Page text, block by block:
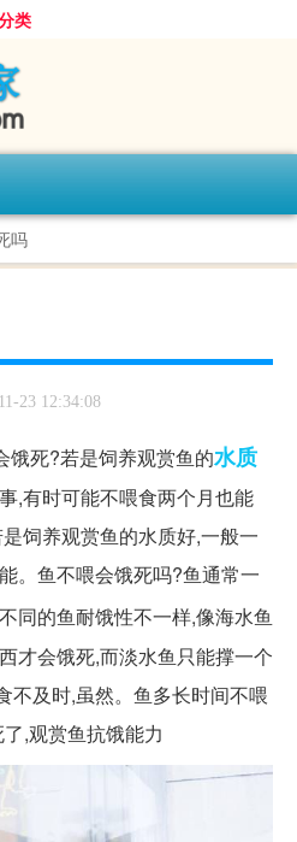
类
吗
23 12:34:08
饿死?若是饲养观赏鱼的水质
,有时可能不喂食两个月也能
饲养观赏鱼的水质好,一般一
。鱼不喂会饿死吗?鱼通常一
同的鱼耐饿性不一样,像海水鱼
才会饿死,而淡水鱼只能撑一个
不及时,虽然。鱼多长时间不喂
,观赏鱼抗饿能力